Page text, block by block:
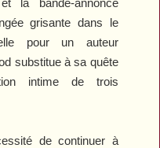
grisante dans le
pour un auteur
substitue à sa quête
intime de trois
de continuer à